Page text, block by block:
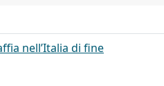
nell’Italia di fine